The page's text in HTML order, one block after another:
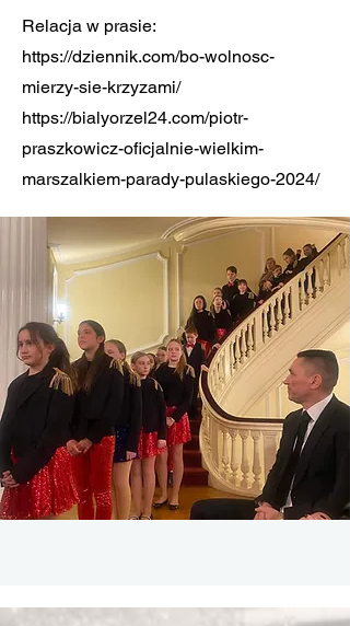
Relacja w prasie:
https://dziennik.com/bo-wolnosc-
mierzy-sie-krzyzami/
https://bialyorzel24.com/piotr-
praszkowicz-oficjalnie-wielkim-
marszalkiem-parady-pulaskiego-2024/